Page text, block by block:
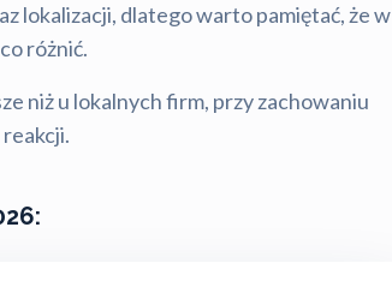
lokalizacji, dlatego warto pamiętać, że w
różnić.
niż u lokalnych firm, przy zachowaniu